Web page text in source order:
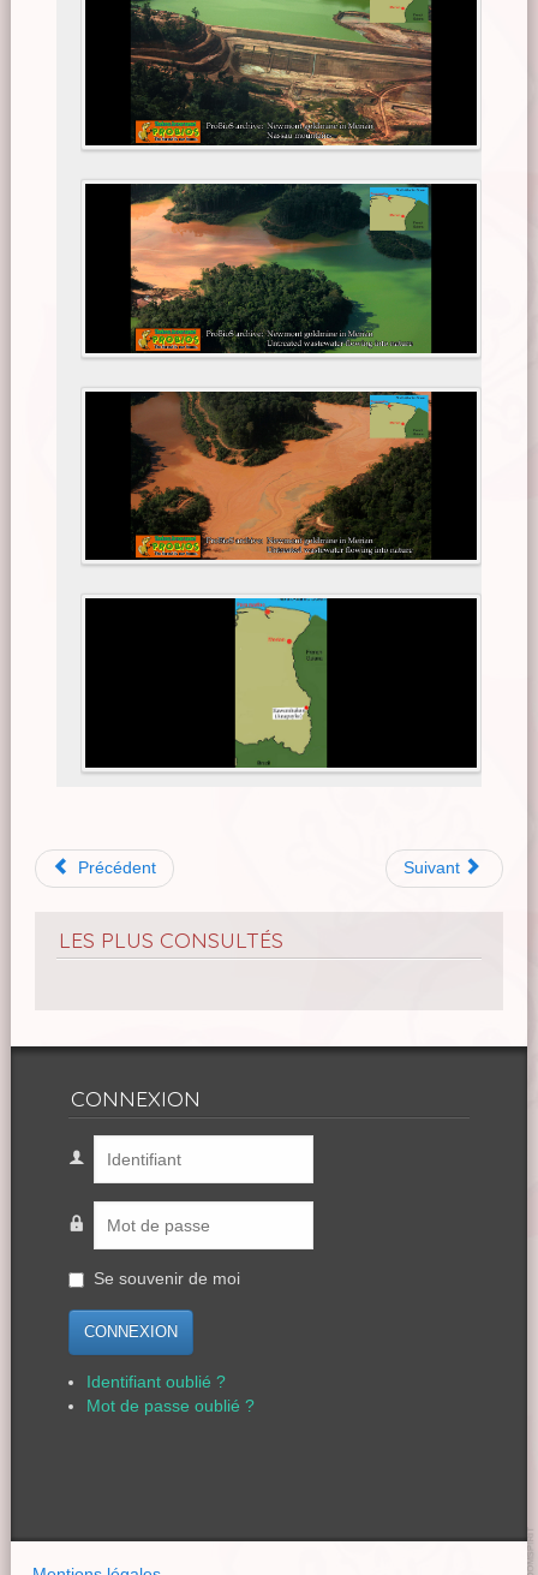
Précédent Suivant
LES PLUS CONSULTÉS
CONNEXION
Se souvenir de moi
CONNEXION
Identifiant oublié ?
Mot de passe oublié ?